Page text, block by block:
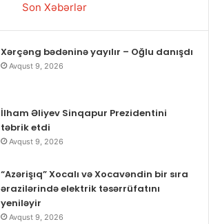
Son Xəbərlər
Xərçəng bədəninə yayılır – Oğlu danışdı
Avqust 9, 2026
İlham Əliyev Sinqapur Prezidentini
təbrik etdi
Avqust 9, 2026
“Azərişıq” Xocalı və Xocavəndin bir sıra
ərazilərində elektrik təsərrüfatını
yeniləyir
Avqust 9, 2026